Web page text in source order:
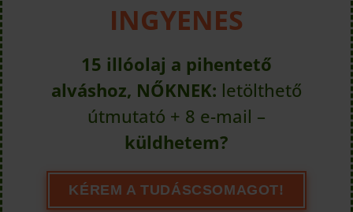
INGYENES
15 illóolaj a pihentető
alváshoz, NŐKNEK: letölthető
útmutató + 8 e-mail –
küldhetem?
KÉREM A TUDÁSCSOMAGOT!